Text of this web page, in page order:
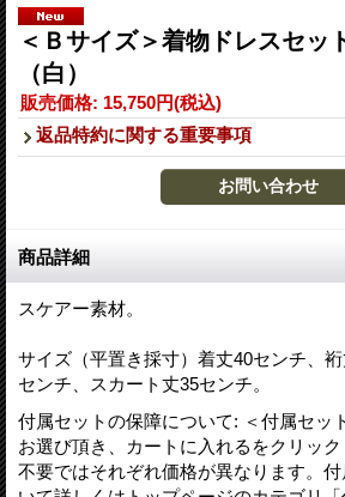
＜Ｂサイズ＞着物ドレスセッ
（白）
販売価格: 15,750円(税込)
返品特約に関する重要事項
商品詳細
スケアー素材。
サイズ（平置き採寸）着丈40センチ、
センチ、スカート丈35センチ。
付属セットの保障について: ＜付属セッ
お選び頂き、カートに入れるをクリッ
不要ではそれぞれ価格が異なります。